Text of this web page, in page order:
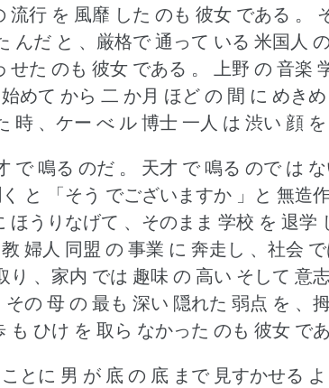
行 を 風靡 した のも 彼女 である 。
んだ と 、厳格で 通って いる 米国人
た のも 彼女 である 。
上野 の 音楽
めて から 二 か月 ほど の 間 に めき
、ケー べ ル 博士 一人 は 渋い 顔 を
で 鳴る のだ 。
天才 で 鳴る ので は
と 「そう でございますか 」と 無造
うりなげて 、そのまま 学校 を 退学
婦人 同盟 の 事業 に 奔走し 、社会
り 、家内 では 趣味 の 高い そして 意
の 母 の 最も 深い 隠れた 弱点 を 、
ひけ を 取ら なかった のも 彼女 であ
とに 男 が 底 の 底 まで 見すかせる